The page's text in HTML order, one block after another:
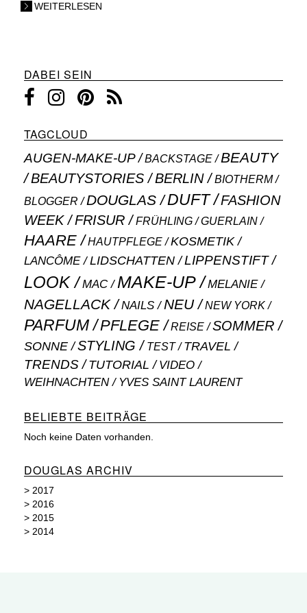
WEITERLESEN
DABEI SEIN
TAGCLOUD
AUGEN-MAKE-UP BACKSTAGE BEAUTY
BEAUTYSTORIES BERLIN
BIOTHERM
BLOGGER
DOUGLAS DUFT
FASHION
WEEK
FRISUR FRÜHLING GUERLAIN
HAARE HAUTPFLEGE
KOSMETIK
LANCÔME
LIDSCHATTEN LIPPENSTIFT
LOOK MAC MAKE-UP MELANIE
NAGELLACK NAILS NEU NEW YORK
PARFUM PFLEGE REISE SOMMER
SONNE STYLING TEST TRAVEL
TRENDS TUTORIAL VIDEO
WEIHNACHTEN YVES SAINT LAURENT
BELIEBTE BEITRÄGE
Noch keine Daten vorhanden.
DOUGLAS ARCHIV
> 2017
> 2016
> 2015
> 2014